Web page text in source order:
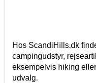
Hos ScandiHills.dk
campingudstyr,
eksempelvis hiking
udvalg.